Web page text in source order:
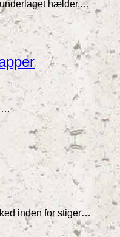
underlaget hælder,…
inden for stiger…